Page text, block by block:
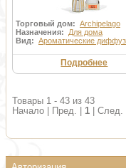
Торговый дом: Archipelago
Назначения: Для дома
Вид: Ароматические
Подробнее
Товары 1 - 43 из 43
Начало | Пред. | 1 | След.